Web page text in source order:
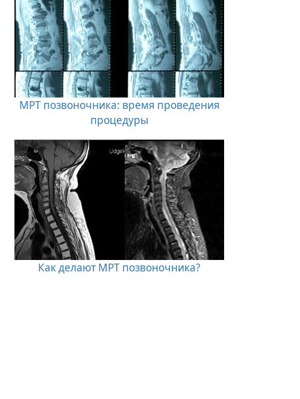
МРТ позвоночника: время проведения
процедуры
Как делают МРТ позвоночника?